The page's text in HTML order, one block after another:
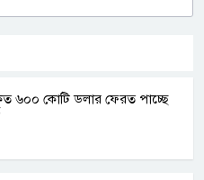
৬০০ কোটি ডলার ফেরত পাচ্ছে